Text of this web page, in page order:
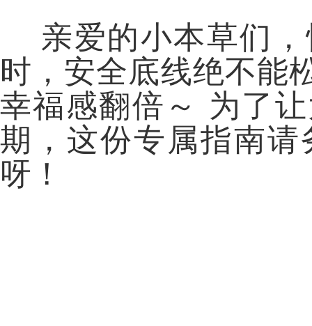
亲爱的小本草们
时，安全底线绝不能
幸福感翻倍～ 为了
期，这份专属指南
呀！